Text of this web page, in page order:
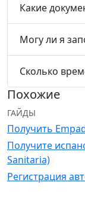
Какие
Могу ли я
Сколько
Похожие
ГАЙДЫ
Получить
Получите
Sanitaria)
Регистрация